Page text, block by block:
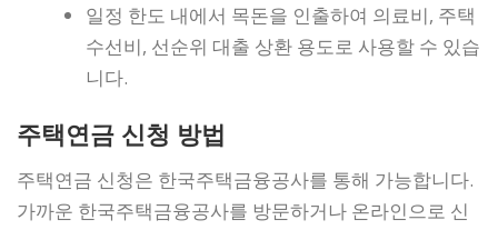
일정 한도 내에서 목돈을 인출하여 의료비, 주택
수선비, 선순위 대출 상환 용도로 사용할 수 있습
니다.
주택연금 신청 방법
주택연금 신청은 한국주택금융공사를 통해 가능합니다.
가까운 한국주택금융공사를 방문하거나 온라인으로 신